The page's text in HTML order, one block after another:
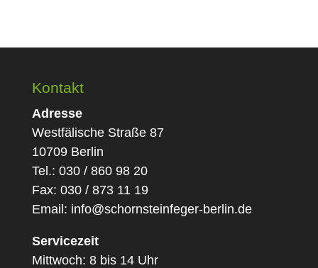
Kontakt
Adresse
Westfälische Straße 87
10709 Berlin
Tel.: 030 / 860 98 20
Fax: 030 / 873 11 19
Email: info@schornsteinfeger-berlin.de
Servicezeit
Mittwoch: 8 bis 14 Uhr